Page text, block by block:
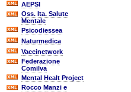
AEPSI
Oss. Ita. Salute
Mentale
Psicodiessea
Naturmedica
Vaccinetwork
Federazione
Comilva
Mental Healt Project
Rocco Manzi e